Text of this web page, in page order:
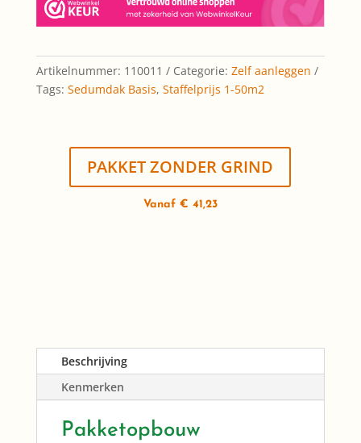
Artikelnummer: 110011 Categorie: Zelf aanleggen
Tags: Sedumdak Basis, Staffelprijs 1-50m2
PAKKET ZONDER GRIND
Vanaf € 41,23
Beschrijving
Kenmerken
Pakketopbouw